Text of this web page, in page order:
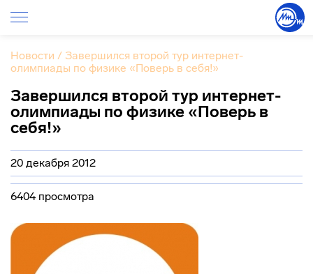
Новости / Завершился второй тур интернет-
олимпиады по физике «Поверь в себя!»
Завершился второй тур интернет-
олимпиады по физике «Поверь в
себя!»
20 декабря 2012
6404 просмотра